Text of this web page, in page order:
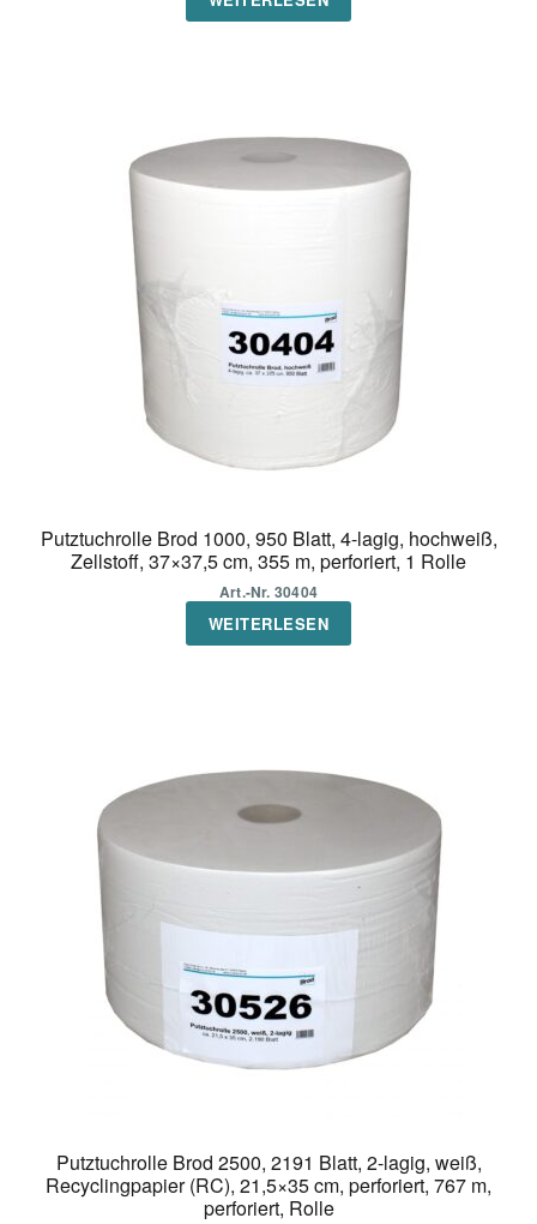
Putztuchrolle Brod 1000, 950 Blatt, 4-lagig, hochweiß,
Zellstoff, 37×37,5 cm, 355 m, perforiert, 1 Rolle
Art.-Nr. 30404
WEITERLESEN
Putztuchrolle Brod 2500, 2191 Blatt, 2-lagig, weiß,
Recyclingpapier (RC), 21,5×35 cm, perforiert, 767 m,
perforiert, Rolle